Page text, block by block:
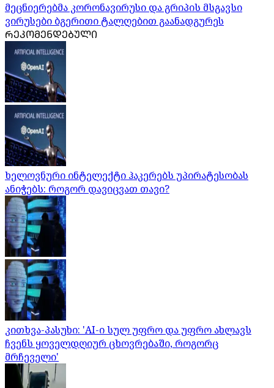
მეცნიერებმა კორონავირუსი და გრიპის მსგავსი
ვირუსები ბგერითი ტალღებით გაანადგურეს
ᲠᲔᲙᲝᲛᲔᲜᲓᲔᲑᲣᲚᲘ
ხელოვნური ინტელექტი ჰაკერებს უპირატესობას
ანიჭებს: როგორ დავიცვათ თავი?
კითხვა-პასუხი: 'AI-ი სულ უფრო და უფრო ახლავს
ჩვენს ყოველდღიურ ცხოვრებაში, როგორც
მრჩეველი'